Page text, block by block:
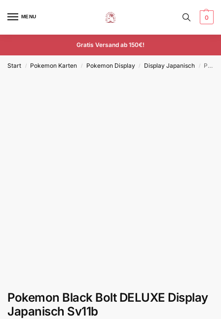
MENU 0
Gratis Versand ab 150€!
Start / Pokemon Karten / Pokemon Display / Display Japanisch / Pokemon Black Bolt DELUXE Display Japanisch Sv11b
Pokemon Black Bolt DELUXE Display
Japanisch Sv11b